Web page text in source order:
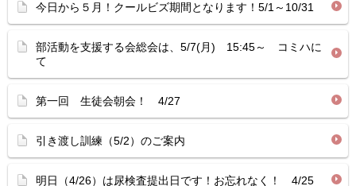
今日から５月！クールビズ期間となります！5/1～10/31
部活動を支援する会総会は、5/7(月) 15:45～ コミハに
て
第一回 生徒会朝会！ 4/27
引き渡し訓練（5/2）のご案内
明日（4/26）は尿検査提出日です！お忘れなく！ 4/25